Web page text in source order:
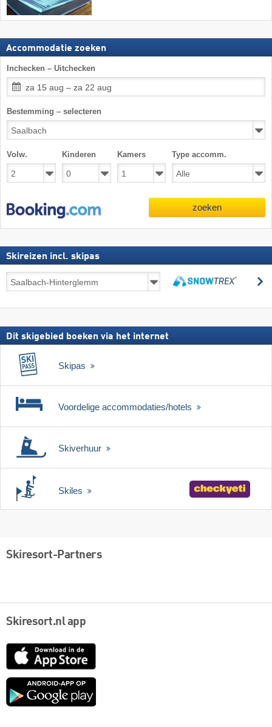
Accommodatie zoeken
Inchecken – Uitchecken
za 15 aug – za 22 aug
Bestemming – selecteren
Volw. Kinderen Kamers Type accomm.
zoeken
Skireizen incl. skipas
Skireizen
incl.
Dit skigebied boeken via het internet
Skipas
Voordelige accommodaties/hotels
Skiverhuur
Skiles
Skiresort-Partners
Skiresort.nl app
App
Google